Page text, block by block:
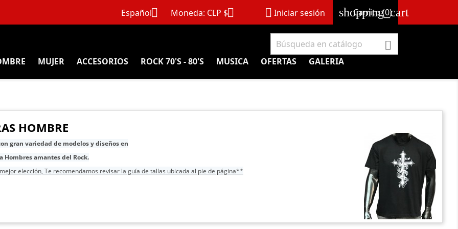
Español Moneda: CLP $  Iniciar sesión shopping_cart
Carrito(0)

MUJER ACCESORIOS ROCK 70'S - 80'S MUSICA OFERTAS GALERIA
HOMBRE
gran variedad de modelos y diseños en
Hombres amantes del Rock.
elección, Te recomendamos revisar la guía de tallas ubicada al pie de página**